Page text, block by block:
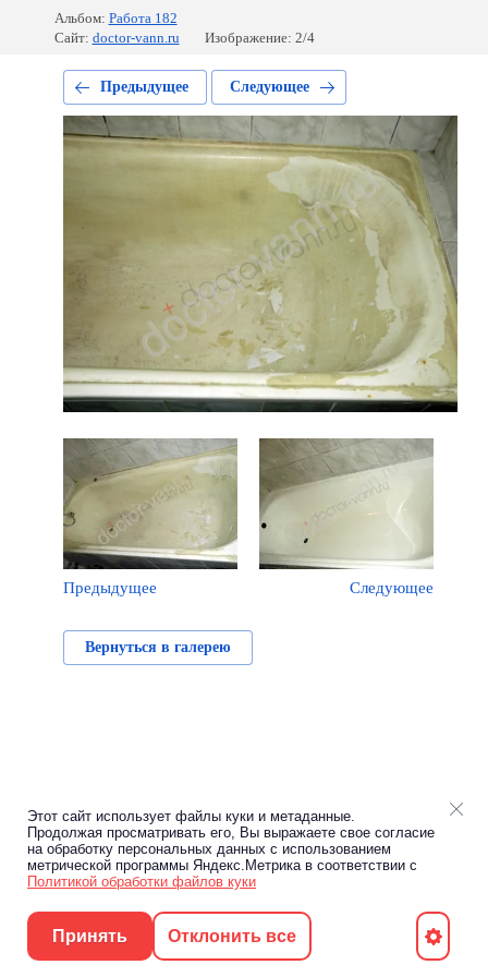
Альбом: Работа 182
Сайт: doctor-vann.ru Изображение: 2/4
Предыдущее Следующее
Предыдущее Следующее
Вернуться в галерею
Этот сайт использует файлы куки и метаданные.
Продолжая просматривать его, Вы выражаете свое согласие
на обработку персональных данных с использованием
метрической программы Яндекс.Метрика в соответствии с
Политикой обработки файлов куки
Принять Отклонить все